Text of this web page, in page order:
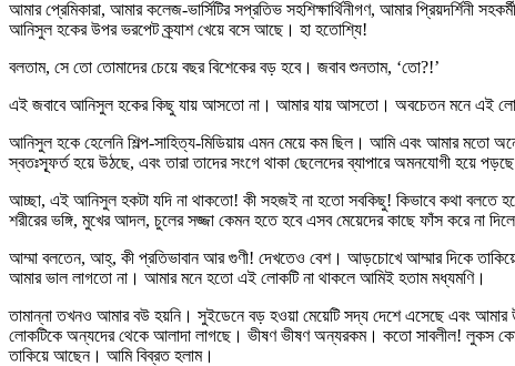
আমার প্রেমিকারা, আমার কলেজ-ভার্সিটির সপ্রতিভ সহশিক্ষার্থিনীগণ, আমার
আনিসুল হকের উপর ভরপেট ক্র্যাশ খেয়ে বসে আছে। হা হতোশ্যি!
বলতাম, সে তো তোমাদের চেয়ে বছর বিশেকের বড় হবে। জবাব শুনতাম, ‘তো?!’
এই জবাবে আনিসুল হকের কিছু যায় আসতো না। আমার যায় আসতো। অবচেতন মনে এই
আনিসুল হকে হেলেনি শিল্প-সাহিত্য-মিডিয়ায় এমন মেয়ে কম ছিল। আমি এবং আমার মতো
স্বতঃস্ফূর্ত হয়ে উঠছে, এবং তারা তাদের সংগে থাকা ছেলেদের ব্যাপারে অমনযোগী হয়ে
আচ্ছা, এই আনিসুল হকটা যদি না থাকতো! কী সহজই না হতো সবকিছু! কিভাবে কথা বলতে হবে,
শরীরের ভঙ্গি, মুখের আদল, চুলের সজ্জা কেমন হতে হবে এসব মেয়েদের কাছে ফাঁস করে না
আম্মা বলতেন, আহ্, কী প্রতিভাবান আর গুণী! দেখতেও বেশ। আড়চোখে আম্মার দিকে
আমার ভাল লাগতো না। আমার মনে হতো এই লোকটি না থাকলে আমিই হতাম মধ্যমণি।
তামান্না তখনও আমার বউ হয়নি। সুইডেনে বড় হওয়া মেয়েটি সদ্য দেশে এসেছে এবং আমার
লোকটিকে অন্যদের থেকে আলাদা লাগছে। ভীষণ ভীষণ অন্যরকম। কতো সাবলীল! লুকস
তাকিয়ে আছেন। আমি বিব্রত হলাম।